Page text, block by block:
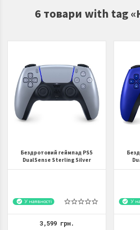
6 товари with tag
Бездротовий геймпад PS5
DualSense Sterling Silver
У наявності
3,599 грн.
У